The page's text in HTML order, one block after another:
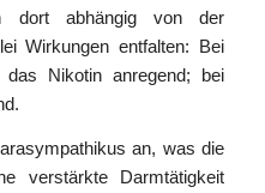
dort abhängig von der
Wirkungen entfalten: Bei
das Nikotin anregend; bei
an, was die
verstärkte Darmtätigkeit